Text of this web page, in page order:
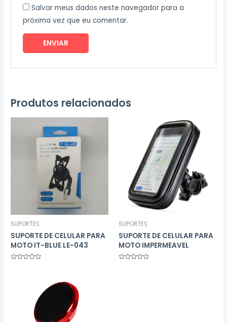
Salvar meus dados neste navegador para a
próxima vez que eu comentar.
Produtos relacionados
SUPORTES
SUPORTE DE CELULAR PARA
MOTO IT-BLUE LE-043
SUPORTES
SUPORTE DE CELULAR PARA
MOTO IMPERMEAVEL